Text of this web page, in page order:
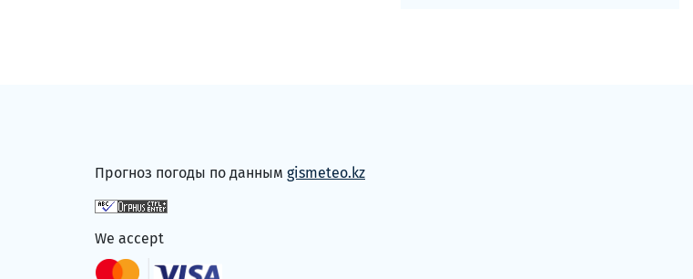
Прогноз погоды по данным gismeteo.kz
We accept